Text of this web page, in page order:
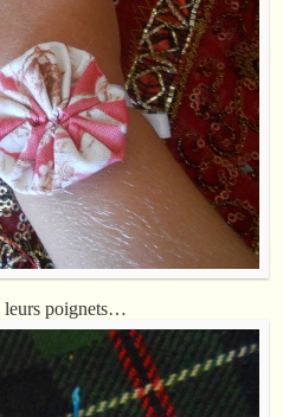
leurs poignets…